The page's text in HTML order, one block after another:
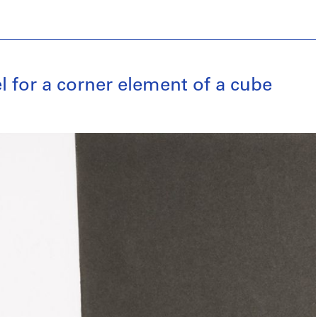
for a corner element of a cube